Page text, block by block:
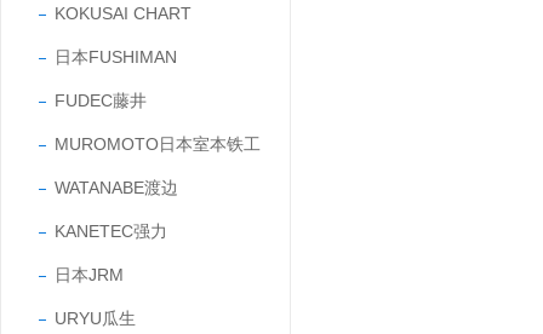
KOKUSAI CHART
日本FUSHIMAN
FUDEC藤井
MUROMOTO日本室本铁工
WATANABE渡边
KANETEC强力
日本JRM
URYU瓜生